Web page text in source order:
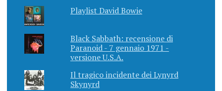
Playlist David Bowie
Black Sabbath: recensione di
Paranoid - 7 gennaio 1971 -
versione U.S.A.
Il tragico incidente dei Lynyrd
Skynyrd